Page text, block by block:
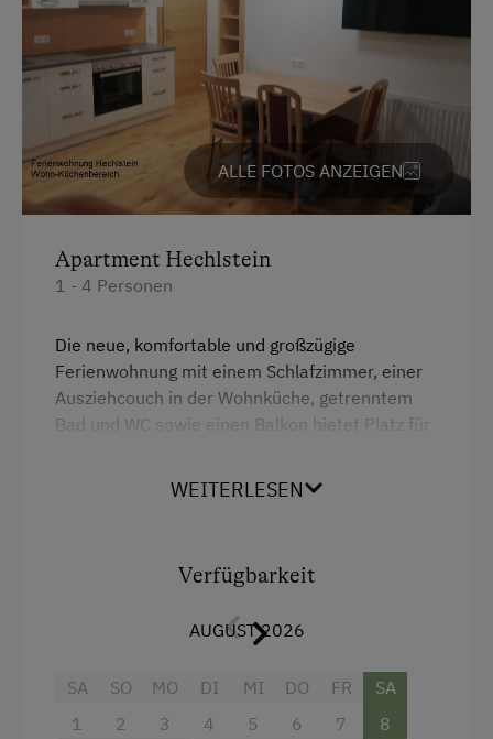
Reinigung
Internet
Kostenloses Internet
WiFi
Umgebung
Almwandern
Bergtouren
Bogenschießen
Liegewiese
ALLE FOTOS ANZEIGEN
Apartment Hechlstein
1 - 4 Personen
Die neue, komfortable und großzügige
Ferienwohnung mit einem Schlafzimmer, einer
Ausziehcouch in der Wohnküche, getrenntem
Bad und WC sowie einen Balkon bietet Platz für
Sie können die Ferienwohnung zum "Eco-Preis"
WEITERLESEN
Verfügbarkeit
AUGUST 2026
SA
1
SO
2
MO
3
DI
4
MI
5
DO
6
FR
7
SA
8